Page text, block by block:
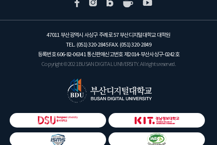
47011 부산광역시 사상구 주례로 57 부산디지털대학교 대학원
TEL. (051) 320-2845 FAX. (051) 320-2849
등록번호 606-82-06341 통신판매신고번호 제2014-부산사상구-0242호
Copyright © 2021 BUSAN DIGITAL UNIVERSITY. All rights reserved.